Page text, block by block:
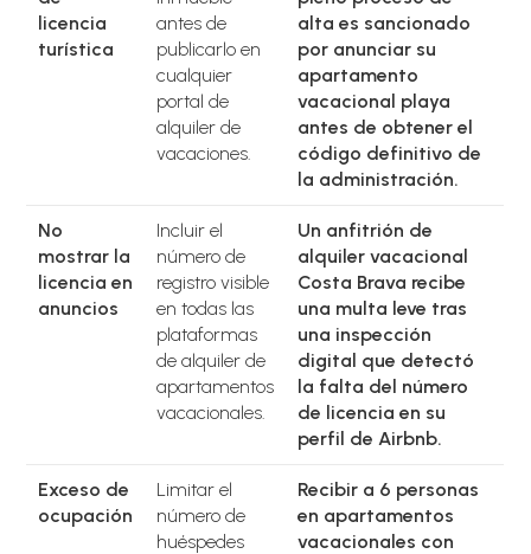
licencia
turística
antes de
publicarlo en
cualquier
portal de
alquiler de
vacaciones.
alta es sancionado
por anunciar su
apartamento
vacacional playa
antes de obtener el
código definitivo de
la administración.
No
mostrar la
licencia en
anuncios
Incluir el
número de
registro visible
en todas las
plataformas
de alquiler de
apartamentos
vacacionales.
Un anfitrión de
alquiler vacacional
Costa Brava recibe
una multa leve tras
una inspección
digital que detectó
la falta del número
de licencia en su
perfil de Airbnb.
Exceso de
ocupación
Limitar el
número de
huéspedes
Recibir a 6 personas
en apartamentos
vacacionales con